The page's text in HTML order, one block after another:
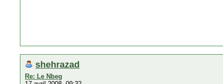
shehrazad
Re: Le Nbeg